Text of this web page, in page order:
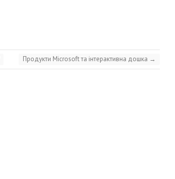
Продукти Microsoft та інтерактивна дошка →